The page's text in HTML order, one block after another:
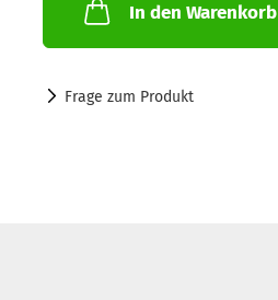
In den Warenkorb
Frage zum Produkt